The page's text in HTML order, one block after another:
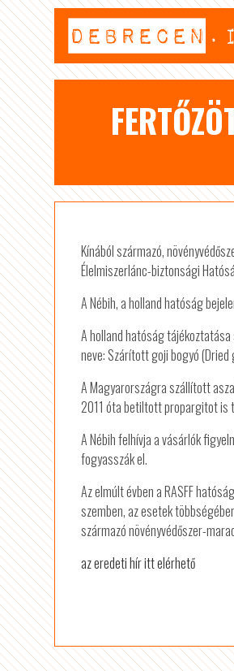
Kínából származó,
Élelmiszerlánc-biztonsági
A Nébih, a holland hatóság
A holland hatóság
neve: Szárított goji bogyó
A Magyarországra szállított
2011 óta betiltott propargitot is
A Nébih felhívja a vásárlók
fogyasszák el.
Az elmúlt évben a RASFF
szemben, az esetek
származó növényvédőszer-
az eredeti hír itt elérhető